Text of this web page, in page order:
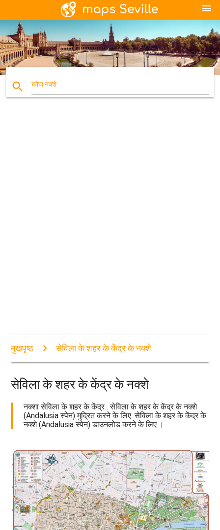
menu
search खोज नक्शे
मुखपृष्ठ सेविला के शहर के केंद्र के नक्शे
सेविला के शहर के केंद्र के नक्शे
नक्शा सेविला के शहर के केंद्र . सेविला के शहर के केंद्र के नक्शे
(Andalusia स्पेन) मुद्रित करने के लिए. सेविला के शहर के केंद्र के
नक्शे (Andalusia स्पेन) डाउनलोड करने के लिए ।